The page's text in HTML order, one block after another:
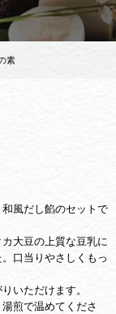
素
風だし餡のセットで
大豆の上質な豆乳に
口当りやさしくもっ
いただけます。
煎で温めてくださ